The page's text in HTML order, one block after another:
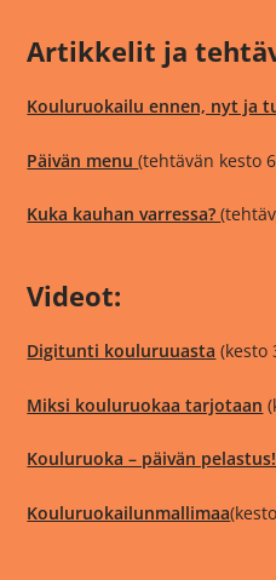
Artikkelit ja
Kouluruokailu ennen, nyt ja
Päivän menu(tehtävän kesto
Kuka kauhan varressa?
Videot:
Digitunti kouluruuasta (kesto
Miksi kouluruokaa tarjotaan
Kouluruoka – päivän
Kouluruokailunmallimaa